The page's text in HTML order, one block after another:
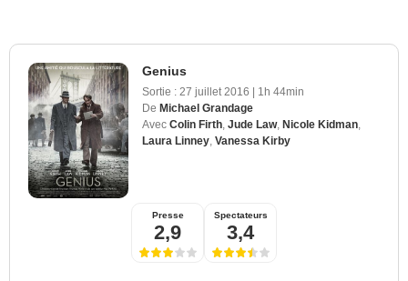
Genius
Sortie : 27 juillet 2016 | 1h 44min
De Michael Grandage
Avec Colin Firth Jude Law, Nicole Kidman
Laura Linney Vanessa Kirby
Presse
2,9
Spectateurs
3,4